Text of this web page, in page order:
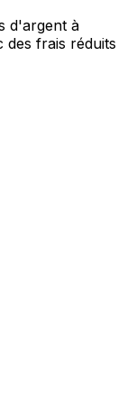
d'argent à
des frais réduits